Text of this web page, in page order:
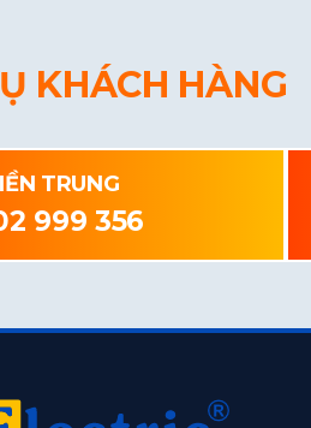
KHÁCH HÀNG
TRUNG
999 356